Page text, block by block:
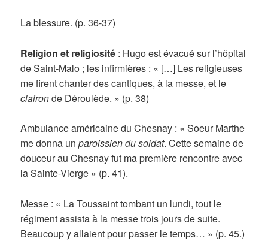
La blessure. (p. 36-37)
Religion et religiosité : Hugo est évacué sur l’hôpital
de Saint-Malo ; les infirmières : « […] Les religieuses
me firent chanter des cantiques, à la messe, et le
claironde Déroulède. » (p. 38)
Ambulance américaine du Chesnay : « Soeur Marthe
me donna unparoissien du soldat. Cette semaine de
douceur au Chesnay fut ma première rencontre avec
la Sainte-Vierge » (p. 41).
Messe : « La Toussaint tombant un lundi, tout le
régiment assista à la messe trois jours de suite.
Beaucoup y allaient pour passer le temps… » (p. 45.)